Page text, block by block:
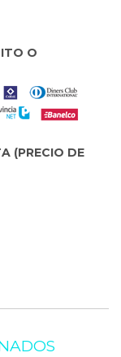
O
(PRECIO DE